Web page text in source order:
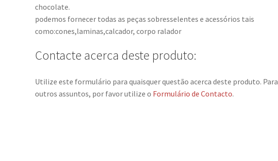
chocolate.
podemos fornecer todas as peças sobresselentes e acessórios tais
como:cones,laminas,calcador, corpo ralador
Contacte acerca deste produto:
Utilize este formulário para quaisquer questão acerca deste produto. Para
outros assuntos, por favor utilize o Formulário de Contacto.